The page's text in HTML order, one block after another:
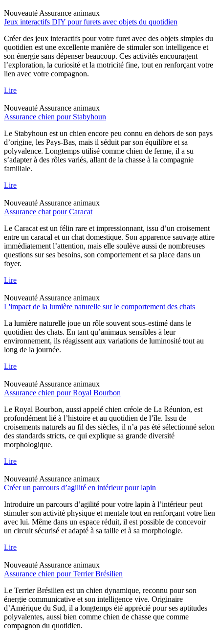
Nouveauté Assurance animaux
Jeux interactifs DIY pour furets avec objets du quotidien
Créer des jeux interactifs pour votre furet avec des objets simples du
quotidien est une excellente manière de stimuler son intelligence et
son énergie sans dépenser beaucoup. Ces activités encouragent
l’exploration, la curiosité et la motricité fine, tout en renforçant votre
lien avec votre compagnon.
Lire
Nouveauté Assurance animaux
Assurance chien pour Stabyhoun
Le Stabyhoun est un chien encore peu connu en dehors de son pays
d’origine, les Pays-Bas, mais il séduit par son équilibre et sa
polyvalence. Longtemps utilisé comme chien de ferme, il a su
s’adapter à des rôles variés, allant de la chasse à la compagnie
familiale.
Lire
Nouveauté Assurance animaux
Assurance chat pour Caracat
Le Caracat est un félin rare et impressionnant, issu d’un croisement
entre un caracal et un chat domestique. Son apparence sauvage attire
immédiatement l’attention, mais elle soulève aussi de nombreuses
questions sur ses besoins, son comportement et sa place dans un
foyer.
Lire
Nouveauté Assurance animaux
L'impact de la lumière naturelle sur le comportement des chats
La lumière naturelle joue un rôle souvent sous-estimé dans le
quotidien des chats. En tant qu’animaux sensibles à leur
environnement, ils réagissent aux variations de luminosité tout au
long de la journée.
Lire
Nouveauté Assurance animaux
Assurance chien pour Royal Bourbon
Le Royal Bourbon, aussi appelé chien créole de La Réunion, est
profondément lié à l’histoire et au quotidien de l’île. Issu de
croisements naturels au fil des siècles, il n’a pas été sélectionné selon
des standards stricts, ce qui explique sa grande diversité
morphologique.
Lire
Nouveauté Assurance animaux
Créer un parcours d’agilité en intérieur pour lapin
Introduire un parcours d’agilité pour votre lapin à l’intérieur peut
stimuler son activité physique et mentale tout en renforçant votre lien
avec lui. Même dans un espace réduit, il est possible de concevoir
un circuit sécurisé et adapté à sa taille et à sa morphologie.
Lire
Nouveauté Assurance animaux
Assurance chien pour Terrier Brésilien
Le Terrier Brésilien est un chien dynamique, reconnu pour son
énergie communicative et son intelligence vive. Originaire
d’Amérique du Sud, il a longtemps été apprécié pour ses aptitudes
polyvalentes, aussi bien comme chien de chasse que comme
compagnon du quotidien.